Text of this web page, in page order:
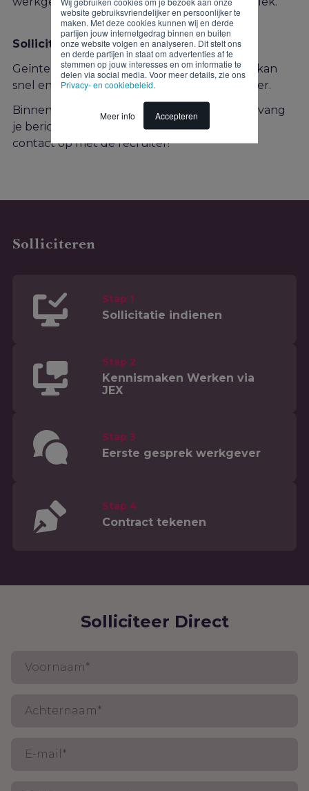
website gebruiksvriendelijker en persoonlijker te
maken. Met deze cookies kunnen wij en derde
partijen jouw internetgedrag binnen en buiten
onze website volgen en analyseren. Dit stelt ons
en derde partijen in staat om advertenties af te
stemmen op jouw interesses en om informatie te
delen via social media. Voor meer details, zie ons
Privacy- en cookiebeleid
Meer info Accepteren
Solliciteren
Geïnteresseerd in deze functie? Solliciteren kan
snel en gemakkelijk via onderstaand formulier.
Binnen twee werkdagen na je sollicitatie ontvang
je bericht van ons. Heb je vragen? Neem dan
contact op met de recruiter!
Solliciteren
Stap 1
Sollicitatie indienen
Stap 2
Kennismaken Werken via
JEX
Stap 3
Eerste gesprek werkgever
Stap 4
Contract tekenen
Solliciteer Direct